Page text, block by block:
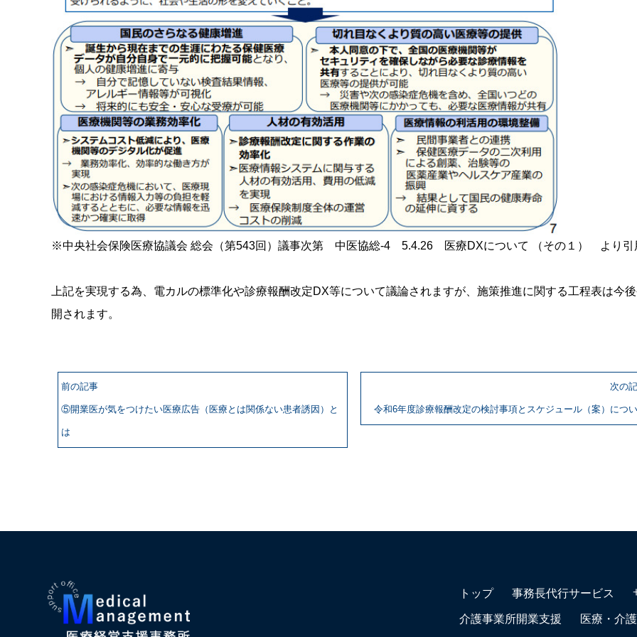
※中央社会保険医療協議会 総会（第543回）議事次第 中医協総-4 5.4.26 医療DXについて （その１） より引
上記を実現する為、電カルの標準化や診療報酬改定DX等について議論されますが、施策推進に関する工程表は今
開されます。
前の記事
⑤開業医が気をつけたい医療広告（医療とは関係ない患者誘因）と
は
次の
令和6年度診療報酬改定の検討事項とスケジュール（案）につ
トップ 事務長代行サービス
介護事業所開業支援 医療・介